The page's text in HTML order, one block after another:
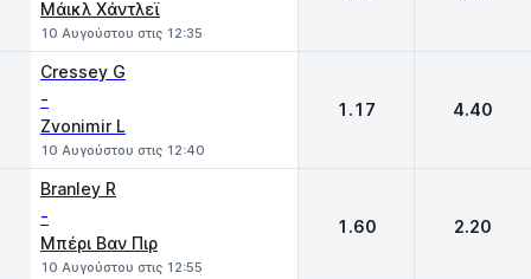
Μάικλ Χάντλεϊ
10 Αυγούστου στις 12:35
Cressey G
-
Zvonimir L
10 Αυγούστου στις 12:40
1.17 4.40
Branley R
-
Μπέρι Βαν Πιρ
10 Αυγούστου στις 12:55
1.60 2.20